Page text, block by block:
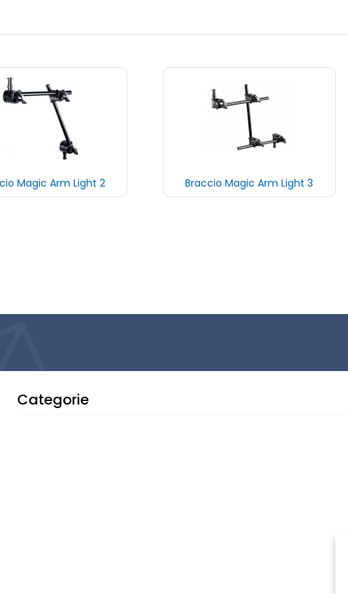
Magic Arm Light 2 Braccio Magic Arm Light 3
Categorie